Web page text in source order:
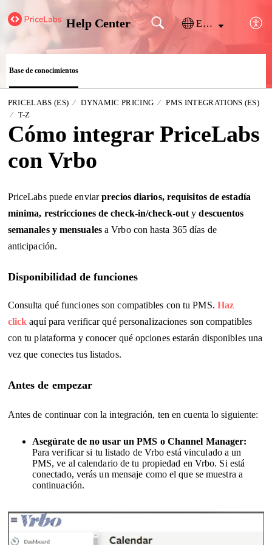
Help Center Español (España)
Base de conocimientos
PRICELABS (ES) DYNAMIC PRICING
PMS INTEGRATIONS (ES)
T-Z
Cómo integrar PriceLabs
con Vrbo
PriceLabs puede enviarprecios diarios, requisitos de estadía
mínima, restricciones de check-in/check-out ydescuentos
semanales y mensuales a Vrbo con hasta 365 días de
anticipación.
Disponibilidad de funciones
Consulta qué funciones son compatibles con tu PMS. Haz
click aquí para verificar qué personalizaciones son compatibles
con tu plataforma y conocer qué opciones estarán disponibles una
vez que conectes tus listados.
Antes de empezar
Antes de continuar con la integración, ten en cuenta lo siguiente:
Asegúrate de no usar un PMS o Channel Manager:
Para verificar si tu listado de Vrbo está vinculado a un
PMS, ve al calendario de tu propiedad en Vrbo. Si está
conectado, verás un mensaje como el que se muestra a
continuación.